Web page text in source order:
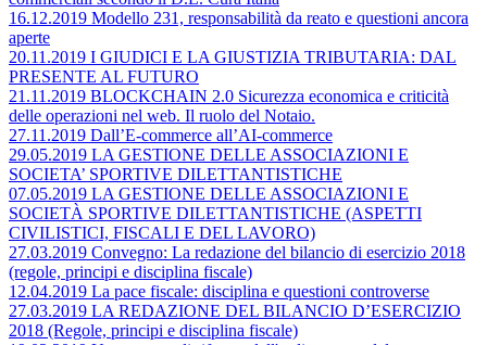
16.12.2019 Modello 231, responsabilità da reato e questioni ancora
aperte
20.11.2019 I GIUDICI E LA GIUSTIZIA TRIBUTARIA: DAL
PRESENTE AL FUTURO
21.11.2019 BLOCKCHAIN 2.0 Sicurezza economica e criticità
delle operazioni nel web. Il ruolo del Notaio.
27.11.2019 Dall’E-commerce all’AI-commerce
29.05.2019 LA GESTIONE DELLE ASSOCIAZIONI E
SOCIETA’ SPORTIVE DILETTANTISTICHE
07.05.2019 LA GESTIONE DELLE ASSOCIAZIONI E
SOCIETÀ SPORTIVE DILETTANTISTICHE (ASPETTI
CIVILISTICI, FISCALI E DEL LAVORO)
27.03.2019 Convegno: La redazione del bilancio di esercizio 2018
(regole, principi e disciplina fiscale)
12.04.2019 La pace fiscale: disciplina e questioni controverse
27.03.2019 LA REDAZIONE DEL BILANCIO D’ESERCIZIO
2018 (Regole, principi e disciplina fiscale)